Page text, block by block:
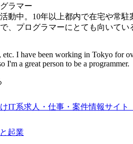
ラマー
動中。10年以上都内で在宅や常駐
、プログラマーにとても向いてい
I have been working in Tokyo for
I'm a great person to be a programmer.
IT系求人・仕事・案件情報サイト
起業